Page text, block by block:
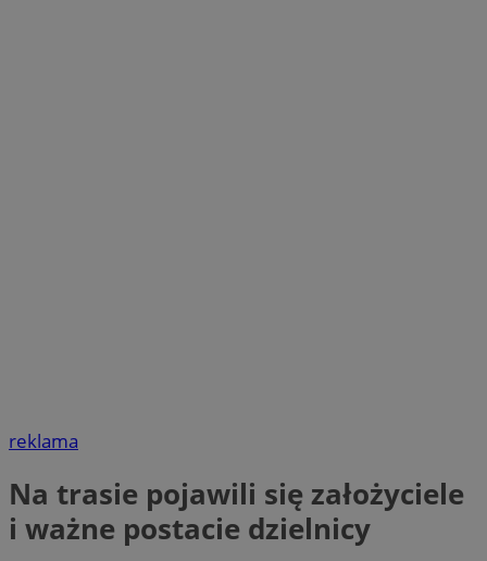
reklama
Na trasie pojawili się założyciele
i ważne postacie dzielnicy